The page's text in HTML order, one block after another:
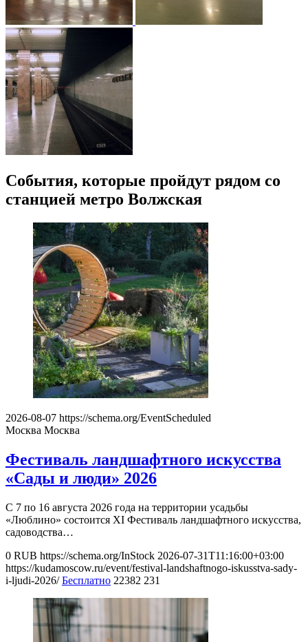
События, которые пройдут рядом со
станцией метро Волжская
2026-08-07 https://schema.org/EventScheduled
Москва Москва
Фестиваль ландшафтного искусства
«Сады и люди» 2026
С 7 по 16 августа 2026 года на территории усадьбы
«Люблино» состоится XI Фестиваль ландшафтного искусства,
садоводства…
0 RUB https://schema.org/InStock 2026-07-31T11:16:00+03:00
https://kudamoscow.ru/event/festival-landshaftnogo-iskusstva-sady-
i-ljudi-2026/ Бесплатно 22382 231